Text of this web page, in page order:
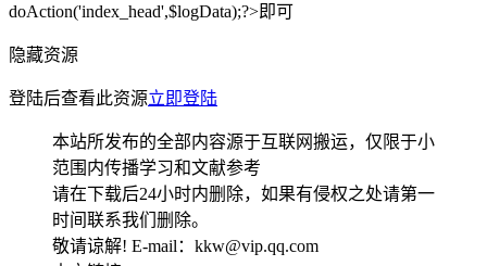
doAction('index_head',$logData);?>即可
隐藏资源
登陆后查看此资源立即登陆
本站所发布的全部内容源于互联网搬运，仅限于小
范围内传播学习和文献参考
请在下载后24小时内删除，如果有侵权之处请第一
时间联系我们删除。
敬请谅解! E-mail：kkw@vip.qq.com